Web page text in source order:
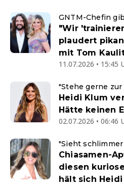
GNTM-Chefin
"Wir
plaudert
mit Tom
11.07.2026 • 15:45
"Stehe gerne zur
Heidi Klum
Hätte keinen
02.07.2026 • 06:46
"Sieht
Chiasamen-
diesen
hält sich